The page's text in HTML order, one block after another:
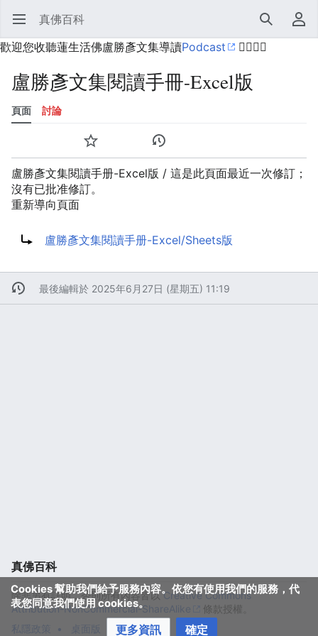
開啟主選單 真佛百科 搜尋
使用者選單
歡迎您收聽蓮生活佛盧勝彥文集導讀Podcast 🙋‍♂️🙋‍♀️
盧勝彥文集閱讀手冊-Excel版
頁面 討論
監視 歷史
盧勝彥文集閱讀手册-Excel版 / 這是此頁面最近一次修訂；
沒有已批准修訂。
重新導向頁面
盧勝彥文集閱讀手册-Excel/Sheets版
最後編輯於 2025年6月27日 (星期五) 11:19
Cookies 幫助我們給予服務內容。依您有使用我們的服務，代
表您同意我們使用 cookies。
更多資訊 確定
真佛百科
除非另有註明，否則所有內容皆以Creative Commons
Attribution-NonCommercial-ShareAlike
條款授權。
私隱政策
桌面版